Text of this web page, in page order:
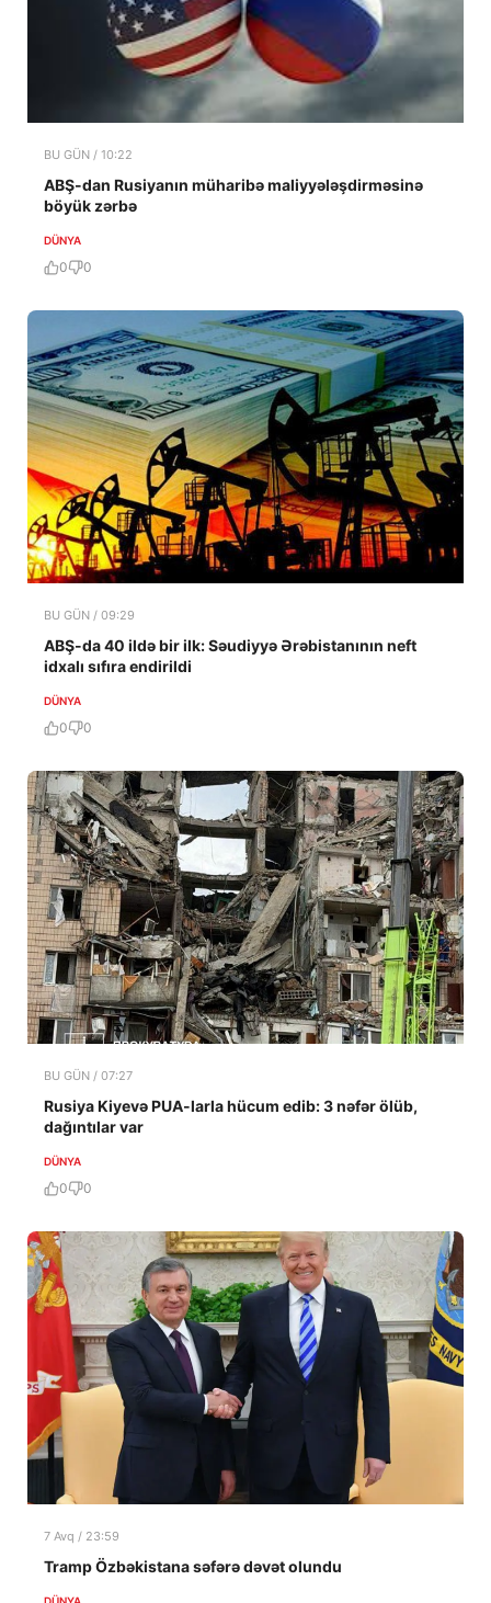
BU GÜN / 10:22
ABŞ-dan Rusiyanın müharibə maliyyələşdirməsinə
böyük zərbə
DÜNYA
0 0
BU GÜN / 09:29
ABŞ-da 40 ildə bir ilk: Səudiyyə Ərəbistanının neft
idxalı sıfıra endirildi
DÜNYA
0 0
BU GÜN / 07:27
Rusiya Kiyevə PUA-larla hücum edib: 3 nəfər ölüb,
dağıntılar var
DÜNYA
0 0
7 Avq / 23:59
Tramp Özbəkistana səfərə dəvət olundu